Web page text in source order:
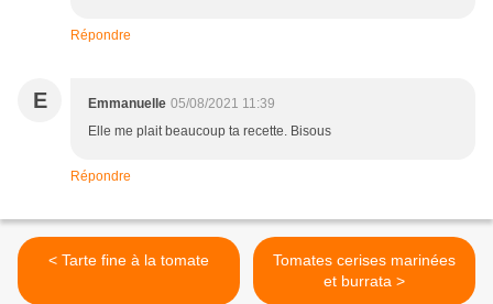
Répondre
E Emmanuelle 05/08/2021 11:39
Elle me plait beaucoup ta recette. Bisous
Répondre
< Tarte fine à la tomate
Tomates cerises marinées
et burrata >